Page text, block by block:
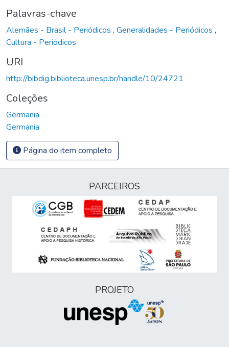
Palavras-chave
Alemães - Brasil - Periódicos , Generalidades - Periódicos ,
Cultura - Periódicos
URI
http://bibdig.biblioteca.unesp.br/handle/10/24721
Coleções
Germania
Germania
Página do item completo
PARCEIROS
PROJETO